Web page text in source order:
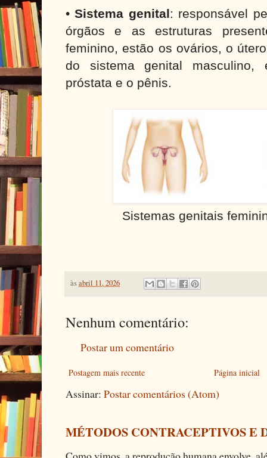
•Sistema genital: responsável
órgãos e as estruturas
feminino, estão os ovários, o
do sistema genital
próstata e o pênis.
Sistemas genitais
àsabril 11, 2026
Nenhum comentário:
Postar um comentário
Postagem mais recente Página inicial
Assinar: Postar comentários (Atom)
MÉTODOS CONTRACEPTIVOS E